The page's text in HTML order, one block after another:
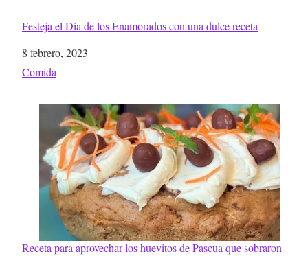
Festeja el Día de los Enamorados con una dulce receta
Fecha
8 febrero, 2023
Respecto a
Comida
Receta para aprovechar los huevitos de Pascua que sobraron